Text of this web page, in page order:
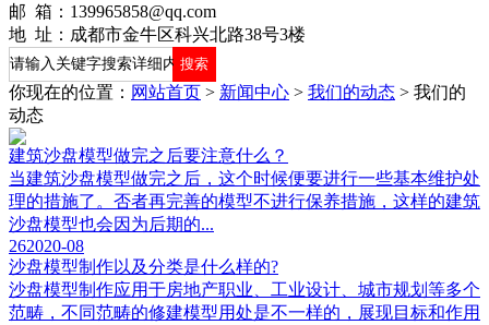
邮 箱：139965858@qq.com
地 址：成都市金牛区科兴北路38号3楼
你现在的位置： 网站首页 > 新闻中心 > 我们的动态 > 我们的
动态
建筑沙盘模型做完之后要注意什么？
当建筑沙盘模型做完之后，这个时候便要进行一些基本维护处
理的措施了。否者再完善的模型不进行保养措施，这样的建筑
沙盘模型也会因为后期的...
262020-08
沙盘模型制作以及分类是什么样的?
沙盘模型制作应用于房地产职业、工业设计、城市规划等多个
范畴，不同范畴的修建模型用处是不一样的，展现目标和作用